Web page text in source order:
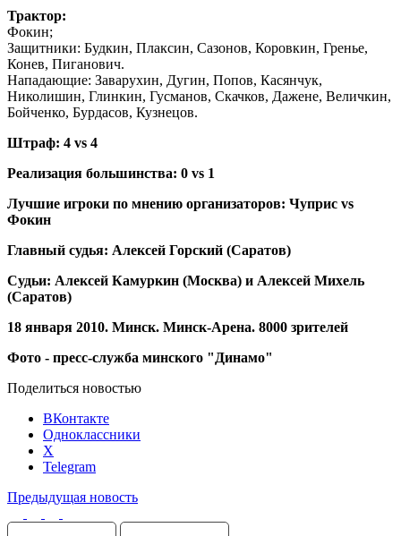
Трактор:
Фокин;
Защитники: Будкин, Плаксин, Сазонов, Коровкин, Гренье,
Конев, Пиганович.
Нападающие: Заварухин, Дугин, Попов, Касянчук,
Николишин, Глинкин, Гусманов, Скачков, Дажене, Величкин,
Бойченко, Бурдасов, Кузнецов.
Штраф: 4 vs 4
Реализация большинства: 0 vs 1
Лучшие игроки по мнению организаторов: Чуприс vs
Фокин
Главный судья: Алексей Горский (Саратов)
Судьи: Алексей Камуркин (Москва) и Алексей Михель
(Саратов)
18 января 2010. Минск. Минск-Арена. 8000 зрителей
Фото - пресс-служба минского "Динамо"
Поделиться новостью
ВКонтакте
Одноклассники
X
Telegram
Предыдущая новость